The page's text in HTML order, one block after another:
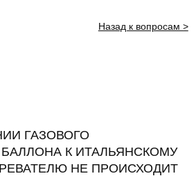
Назад к вопросам >
ГАЗОВОГО
К ИТАЛЬЯНСКОМУ
НЕ ПРОИСХОДИТ